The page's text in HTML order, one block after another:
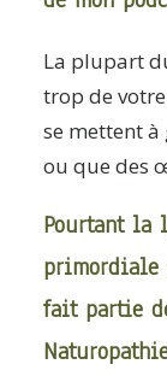
La plupart
trop de
se mettent à
ou que des
Pourtant la
primordiale
fait partie